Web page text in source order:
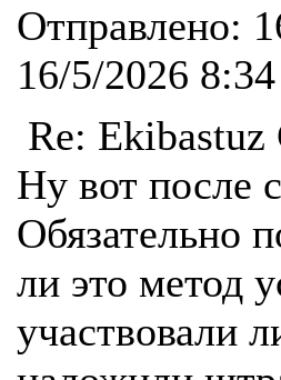
Отправлено:
16/5/2026 8:34
Re: Ekibastuz
Ну вот после
Обязательно
ли это метод
участвовали